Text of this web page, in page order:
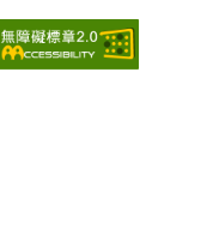
中，
對台政策之影響、
的訊息而言，仍以
參與，現場討論與
政策研析與公共對
）理論框架。他認
，便會特別重視雙
縱深與安全距離，
歷史記憶影響，使
議題
防止美國勢力深入
際環境發生變化，
過外交、經濟與軍